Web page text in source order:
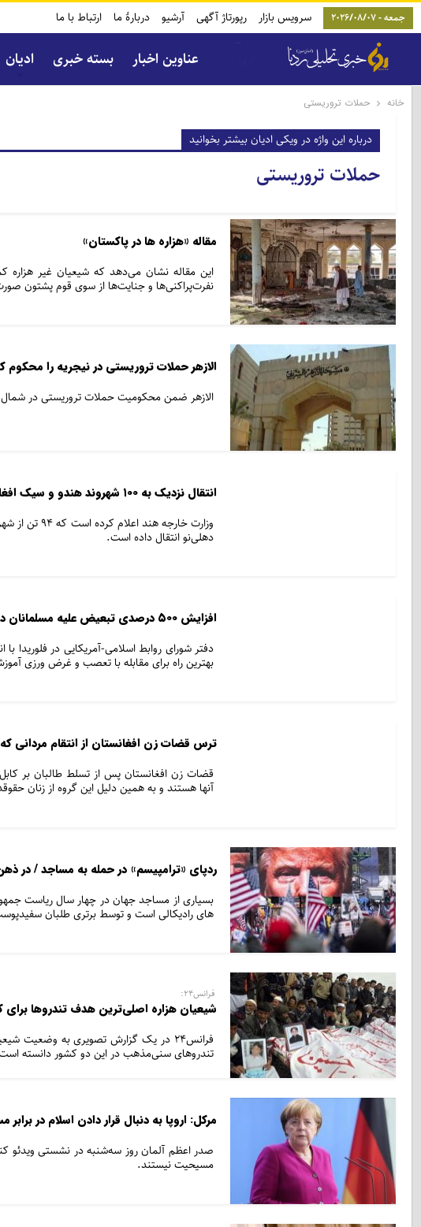
جمعه - 2026/08/07 سرویس بازار رپورتاژ آگهی آرشیو دربارۀ ما ارتباط با ما
عناوین اخبار بسته خبری ادیان
خانه حملات تروریستی
درباره این واژه در ویکی ادیان بیشتر بخوانید
حملات تروریستی
مقاله «هزاره‌ ها در پاکستان»
این مقاله نشان می‌دهد که شیعیان غیر هزاره
نفرت‌پراکنی‌ها و جنایت‌ها از سوی قوم پشتون
الازهر حملات تروریستی در نیجریه را محکوم
الازهر ضمن محکومیت حملات تروریستی در شمال
انتقال نزدیک به ۱۰۰ شهروند هندو و سیک افغانستان به هند
دهلی‌نو انتقال داده است.
افزایش ۵۰۰ درصدی تبعیض علیه مسلمانان در آمریکا پس از حملات ۱۱ سپتامبر
بهترین راه برای مقابله با تعصب و غرض ورزی
ترس قضات زن افغانستان از انتقام مردانی که
قضات زن افغانستان پس از تسلط طالبان بر
آنها هستند و به همین دلیل این گروه از زنان
ردپای «ترامپیسم» در حمله به مساجد /
بسیاری از مساجد جهان در چهار سال ریاست
های رادیکالی است و توسط برتری طلبان
فرانس۲۴:
شیعیان هزاره اصلی‌ترین هدف تندروها برای
فرانس۲۴ در یک گزارش تصویری به وضعیت
تندروهای سنی‌مذهب در این دو کشور دانسته
مرکل: اروپا به دنبال قرار دادن اسلام در
صدر اعظم آلمان روز سه‌شنبه در نشستی ویدئو
مسیحیت نیستند.